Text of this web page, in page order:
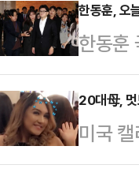
셜미디
'첸이'
유 씨
300위
대부분
한 딸
한동훈, 오
한동훈
가결
와해되
화되는
열어
20대母, 멋
미국
대 엄